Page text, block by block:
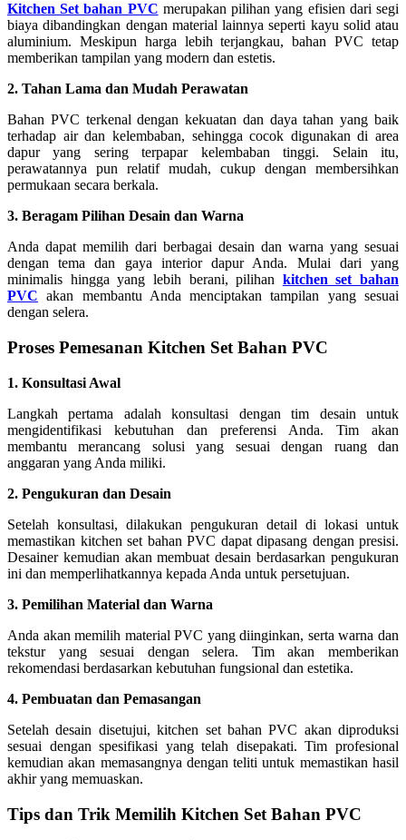
Kitchen Set bahan PVC merupakan pilihan yang efisien dari segi
biaya dibandingkan dengan material lainnya seperti kayu solid atau
aluminium. Meskipun harga lebih terjangkau, bahan PVC tetap
memberikan tampilan yang modern dan estetis.
2. Tahan Lama dan Mudah Perawatan
Bahan PVC terkenal dengan kekuatan dan daya tahan yang baik
terhadap air dan kelembaban, sehingga cocok digunakan di area
dapur yang sering terpapar kelembaban tinggi. Selain itu,
perawatannya pun relatif mudah, cukup dengan membersihkan
permukaan secara berkala.
3. Beragam Pilihan Desain dan Warna
Anda dapat memilih dari berbagai desain dan warna yang sesuai
dengan tema dan gaya interior dapur Anda. Mulai dari yang
minimalis hingga yang lebih berani, pilihan kitchen set bahan
PVC akan membantu Anda menciptakan tampilan yang sesuai
dengan selera.
Proses Pemesanan Kitchen Set Bahan PVC
1. Konsultasi Awal
Langkah pertama adalah konsultasi dengan tim desain untuk
mengidentifikasi kebutuhan dan preferensi Anda. Tim akan
membantu merancang solusi yang sesuai dengan ruang dan
anggaran yang Anda miliki.
2. Pengukuran dan Desain
Setelah konsultasi, dilakukan pengukuran detail di lokasi untuk
memastikan kitchen set bahan PVC dapat dipasang dengan presisi.
Desainer kemudian akan membuat desain berdasarkan pengukuran
ini dan memperlihatkannya kepada Anda untuk persetujuan.
3. Pemilihan Material dan Warna
Anda akan memilih material PVC yang diinginkan, serta warna dan
tekstur yang sesuai dengan selera. Tim akan memberikan
rekomendasi berdasarkan kebutuhan fungsional dan estetika.
4. Pembuatan dan Pemasangan
Setelah desain disetujui, kitchen set bahan PVC akan diproduksi
sesuai dengan spesifikasi yang telah disepakati. Tim profesional
kemudian akan memasangnya dengan teliti untuk memastikan hasil
akhir yang memuaskan.
Tips dan Trik Memilih Kitchen Set Bahan PVC